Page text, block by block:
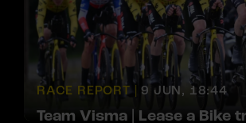
RACE REPORT | 9 JUN, 18:44
Team Visma | Lease a